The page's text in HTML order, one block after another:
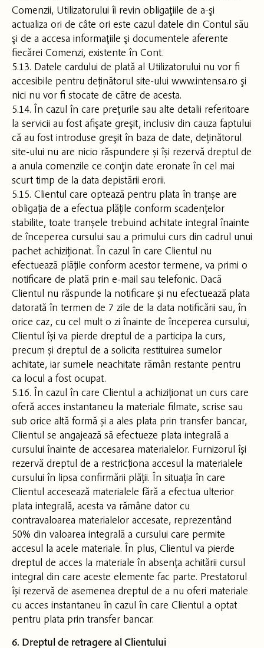
Comenzii, Utilizatorului îi revin obligaţiile de a-şi
actualiza ori de câte ori este cazul datele din Contul său
şi de a accesa informaţiile şi documentele aferente
fiecărei Comenzi, existente în Cont.
5.13. Datele cardului de plată al Utilizatorului nu vor fi
accesibile pentru deținătorul site-ului www.intensa.ro şi
nici nu vor fi stocate de către de acesta.
5.14. În cazul în care preţurile sau alte detalii referitoare
la servicii au fost afişate greşit, inclusiv din cauza faptului
că au fost introduse greşit în baza de date, deținătorul
site-ului nu are nicio răspundere și își rezervă dreptul de
a anula comenzile ce conţin date eronate în cel mai
scurt timp de la data depistării erorii.
5.15. Clientul care optează pentru plata în tranșe are
obligația de a efectua plățile conform scadențelor
stabilite, toate tranșele trebuind achitate integral înainte
de începerea cursului sau a primului curs din cadrul unui
pachet achiziționat. În cazul în care Clientul nu
efectuează plățile conform acestor termene, va primi o
notificare de plată prin e-mail sau telefonic. Dacă
Clientul nu răspunde la notificare și nu efectuează plata
datorată în termen de 7 zile de la data notificării sau, în
orice caz, cu cel mult o zi înainte de începerea cursului,
Clientul își va pierde dreptul de a participa la curs,
precum și dreptul de a solicita restituirea sumelor
achitate, iar sumele neachitate rămân restante pentru
ca locul a fost ocupat.
5.16. În cazul în care Clientul a achiziționat un curs care
oferă acces instantaneu la materiale filmate, scrise sau
sub orice altă formă și a ales plata prin transfer bancar,
Clientul se angajează să efectueze plata integrală a
cursului înainte de accesarea materialelor. Furnizorul își
rezervă dreptul de a restricționa accesul la materialele
cursului în lipsa confirmării plății. În situația în care
Clientul accesează materialele fără a efectua ulterior
plata integrală, acesta va rămâne dator cu
contravaloarea materialelor accesate, reprezentând
50% din valoarea integrală a cursului care permite
accesul la acele materiale. În plus, Clientul va pierde
dreptul de acces la materiale în absența achitării cursul
integral din care aceste elemente fac parte. Prestatorul
își rezervă de asemenea dreptul de a nu oferi materiale
cu acces instantaneu în cazul în care Clientul a optat
pentru plata prin transfer bancar.
6. Dreptul de retragere al Clientului